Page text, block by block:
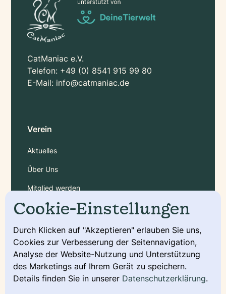
CatManiac e.V.
Telefon: +49 (0) 8541 915 99 80
E-Mail: info@catmaniac.de
Verein
Aktuelles
Über Uns
Mitglied werden
Gebühren
Service
Deckmeldung
Urkunde beantragen
Cookie-Einstellungen
Durch Klicken auf "Akzeptieren" erlauben Sie uns,
Cookies zur Verbesserung der Seitennavigation,
Analyse der Website-Nutzung und Unterstützung
des Marketings auf Ihrem Gerät zu speichern.
Details finden Sie in unserer Datenschutzerklärung.